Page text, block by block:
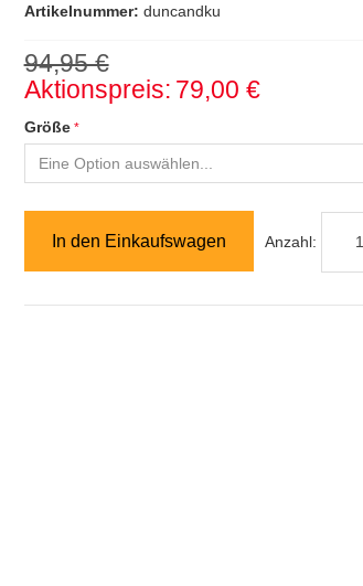
Artikelnummer: duncandku
94,95 €
Aktionspreis: 79,00 €
Größe
Anzahl:
In den Einkaufswagen